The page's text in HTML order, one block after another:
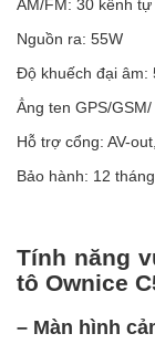
AM/FM: 30 kênh tự
Nguồn ra: 55W
Ðộ khuếch đại âm:
Ẳng ten GPS/
Hỗ trợ cổng: AV-
Bảo hành: 12 tháng
Tính năng
tô Ownice
– Màn hình